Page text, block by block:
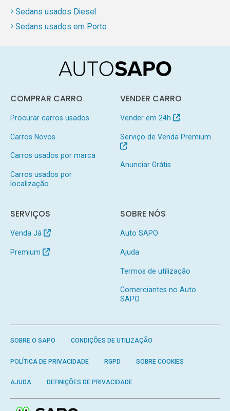
Sedans usados Diesel
Sedans usados em Porto
COMPRAR CARRO
Procurar carros usados
Carros Novos
Carros usados por marca
Carros usados por
localização
VENDER CARRO
Vender em 24h
Serviço de Venda Premium
Anunciar Grátis
SERVIÇOS
Venda Já
Premium
SOBRE NÓS
Auto SAPO
Ajuda
Termos de utilização
Comerciantes no Auto
SAPO
SOBRE O SAPO CONDIÇÕES DE UTILIZAÇÃO
POLÍTICA DE PRIVACIDADE RGPD SOBRE COOKIES
AJUDA DEFINIÇÕES DE PRIVACIDADE